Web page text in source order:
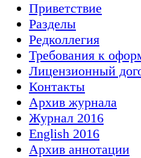
Приветствие
Разделы
Редколлегия
Требования к
Лицензионный
Контакты
Архив журнала
Журнал 2016
English 2016
Архив аннотации